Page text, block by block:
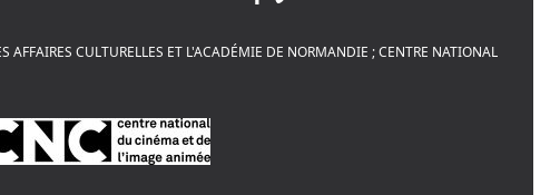
AFFAIRES CULTURELLES ET L'ACADÉMIE DE NORMANDIE ; CENTRE NATIONAL